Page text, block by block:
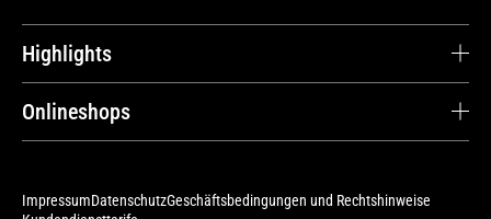
Highlights
Serviceverträge
Onlineshops
Avesco Store
ImpressumDatenschutzGeschäftsbedingungen und Rechtshinweise